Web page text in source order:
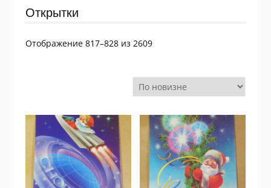
Открытки
Отображение 817–828 из 2609Сортировка: